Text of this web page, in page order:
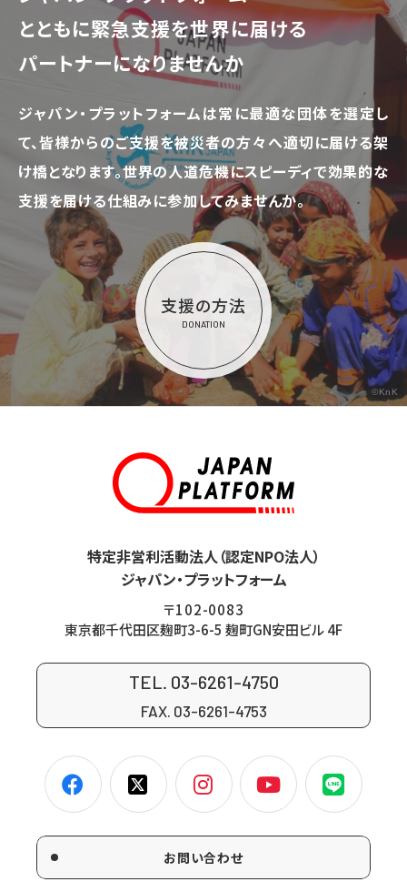
とともに緊急支援を世界に届ける
パートナーになりませんか
ジャパン・プラットフォームは常に最適な団体を選定し
て、皆様からのご支援を被災者の方々へ適切に届ける架
け橋となります。世界の人道危機にスピーディで効果的な
支援を届ける仕組みに参加してみませんか。
支援の方法
DONATION
©KnK
特定非営利活動法人（認定NPO法人）
ジャパン・プラットフォーム
〒102-0083
東京都千代田区麹町3-6-5 麹町GN安田ビル 4F
TEL. 03-6261-4750
FAX. 03-6261-4753
お問い合わせ